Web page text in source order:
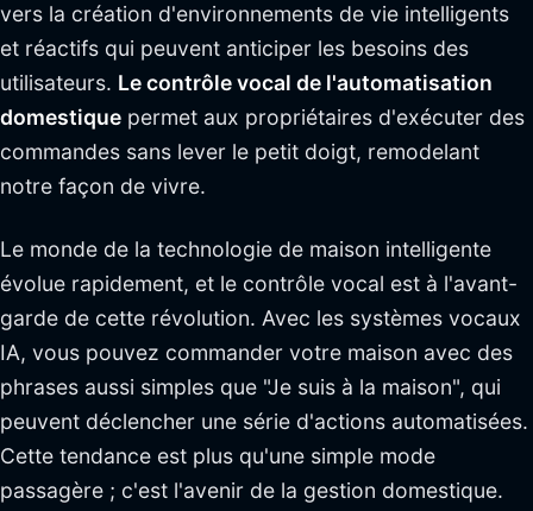
vers la création d'environnements de vie intelligents
et réactifs qui peuvent anticiper les besoins des
utilisateurs. Le contrôle vocal de l'automatisation
domestique permet aux propriétaires d'exécuter des
commandes sans lever le petit doigt, remodelant
notre façon de vivre.
Le monde de la technologie de maison intelligente
évolue rapidement, et le contrôle vocal est à l'avant-
garde de cette révolution. Avec les systèmes vocaux
IA, vous pouvez commander votre maison avec des
phrases aussi simples que "Je suis à la maison", qui
peuvent déclencher une série d'actions automatisées.
Cette tendance est plus qu'une simple mode
passagère ; c'est l'avenir de la gestion domestique.